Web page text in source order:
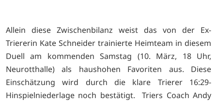
Allein diese Zwischenbilanz weist das von der Ex-
Triererin Kate Schneider trainierte Heimteam in diesem
Duell am kommenden Samstag (10. März, 18 Uhr,
Neurotthalle) als haushohen Favoriten aus. Diese
Einschätzung wird durch die klare Trierer 16:29-
Hinspielniederlage noch bestätigt. Triers Coach Andy